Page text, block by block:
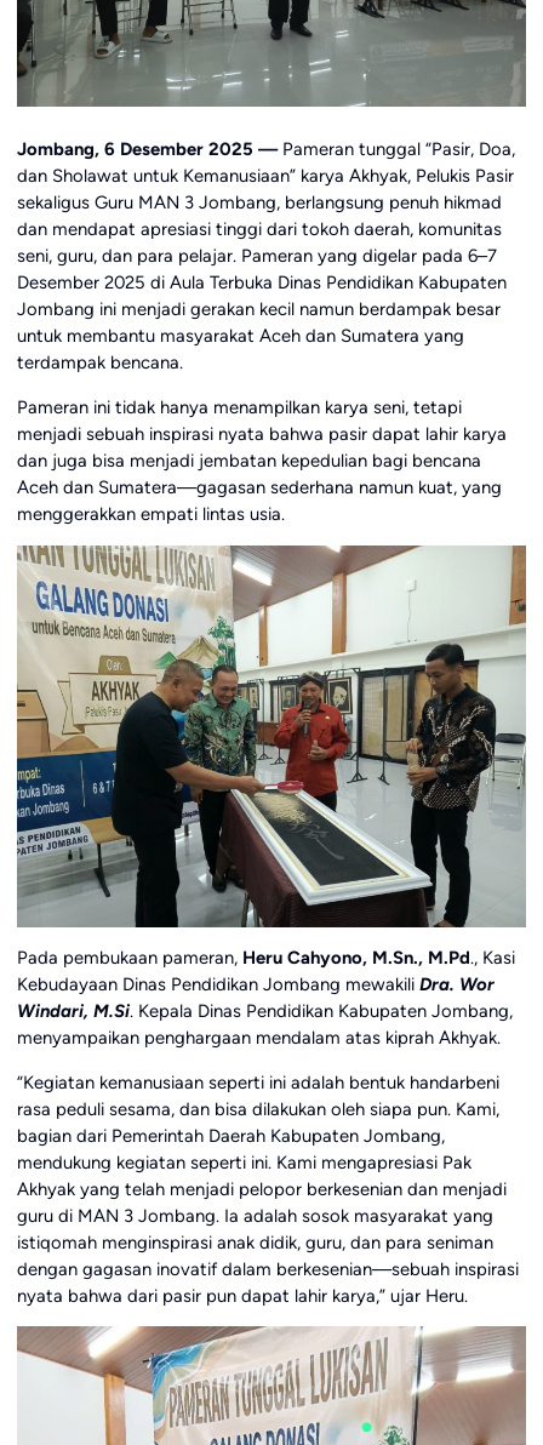
Jombang, 6 Desember 2025 —Pameran tunggal “Pasir, Doa,
dan Sholawat untuk Kemanusiaan” karya Akhyak, Pelukis Pasir
sekaligus Guru MAN 3 Jombang, berlangsung penuh hikmad
dan mendapat apresiasi tinggi dari tokoh daerah, komunitas
seni, guru, dan para pelajar. Pameran yang digelar pada 6–7
Desember 2025 di Aula Terbuka Dinas Pendidikan Kabupaten
Jombang ini menjadi gerakan kecil namun berdampak besar
untuk membantu masyarakat Aceh dan Sumatera yang
terdampak bencana.
Pameran ini tidak hanya menampilkan karya seni, tetapi
menjadi sebuah inspirasi nyata bahwa pasir dapat lahir karya
dan juga bisa menjadi jembatan kepedulian bagi bencana
Aceh dan Sumatera—gagasan sederhana namun kuat, yang
menggerakkan empati lintas usia.
Pada pembukaan pameran, Heru Cahyono, M.Sn., M.Pd., Kasi
Kebudayaan Dinas Pendidikan Jombang mewakili Dra. Wor
Windari, M.Si. Kepala Dinas Pendidikan Kabupaten Jombang,
menyampaikan penghargaan mendalam atas kiprah Akhyak.
“Kegiatan kemanusiaan seperti ini adalah bentuk handarbeni
rasa peduli sesama, dan bisa dilakukan oleh siapa pun. Kami,
bagian dari Pemerintah Daerah Kabupaten Jombang,
mendukung kegiatan seperti ini. Kami mengapresiasi Pak
Akhyak yang telah menjadi pelopor berkesenian dan menjadi
guru di MAN 3 Jombang. Ia adalah sosok masyarakat yang
istiqomah menginspirasi anak didik, guru, dan para seniman
dengan gagasan inovatif dalam berkesenian—sebuah inspirasi
nyata bahwa dari pasir pun dapat lahir karya,” ujar Heru.